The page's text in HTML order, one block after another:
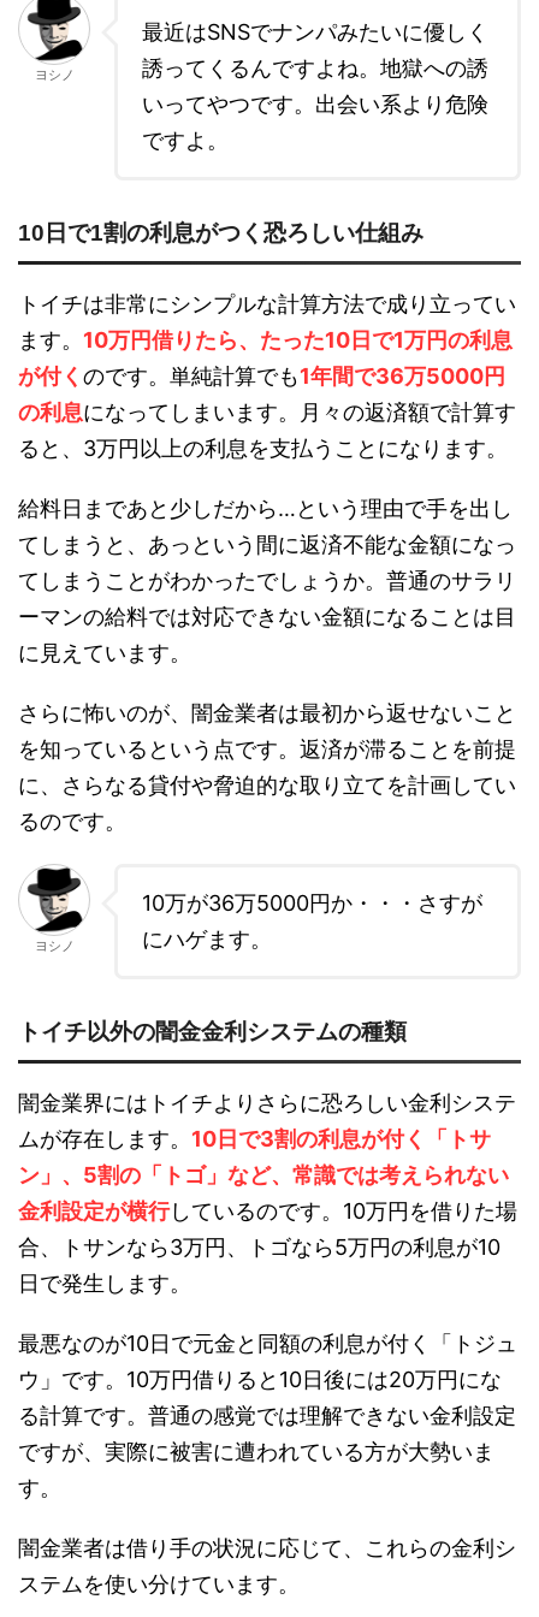
ヨシノ
最近はSNSでナンパみたいに優しく
誘ってくるんですよね。地獄への誘
いってやつです。出会い系より危険
ですよ。
10日で1割の利息がつく恐ろしい仕組み
トイチは非常にシンプルな計算方法で成り立ってい
ます。 10万円借りたら、たった10日で1万円の利息
が付く のです。単純計算でも1年間で36万5000円
の利息になってしまいます。月々の返済額で計算す
ると、3万円以上の利息を支払うことになります。
給料日まであと少しだから…という理由で手を出し
てしまうと、あっという間に返済不能な金額になっ
てしまうことがわかったでしょうか。普通のサラリ
ーマンの給料では対応できない金額になることは目
に見えています。
さらに怖いのが、闇金業者は最初から返せないこと
を知っているという点です。返済が滞ることを前提
に、さらなる貸付や脅迫的な取り立てを計画してい
るのです。
ヨシノ
10万が36万5000円か・・・さすが
にハゲます。
トイチ以外の闇金金利システムの種類
闇金業界にはトイチよりさらに恐ろしい金利システ
ムが存在します。 10日で3割の利息が付く「トサ
ン」、5割の「トゴ」など、常識では考えられない
金利設定が横行しているのです。10万円を借りた場
合、トサンなら3万円、トゴなら5万円の利息が10
日で発生します。
最悪なのが10日で元金と同額の利息が付く「トジュ
ウ」です。10万円借りると10日後には20万円にな
る計算です。普通の感覚では理解できない金利設定
ですが、実際に被害に遭われている方が大勢いま
す。
闇金業者は借り手の状況に応じて、これらの金利シ
ステムを使い分けています。